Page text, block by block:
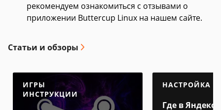
рекомендуем ознакомиться с отзывами о
приложении Buttercup Linux на нашем сайте.
Статьи и обзоры
ИГРЫ
ИНСТРУКЦИИ
НАСТРОЙКА
Где в Яндекс